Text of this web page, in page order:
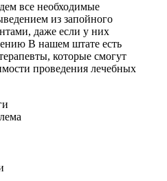
все необходимые
из запойного
даже если у них
В нашем штате есть
которые смогут
проведения лечебных